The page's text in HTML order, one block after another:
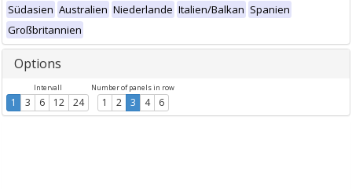
Südasien Australien Niederlande Italien/Balkan Spanien
Großbritannien
Options
Intervall
1 3 6 12 24
Number of panels in row
1 2 3 4 6